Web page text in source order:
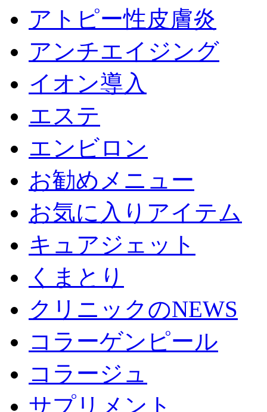
アトピー性皮膚炎
アンチエイジング
イオン導入
エステ
エンビロン
お勧めメニュー
お気に入りアイテム
キュアジェット
くまとり
クリニックのNEWS
コラーゲンピール
コラージュ
サプリメント